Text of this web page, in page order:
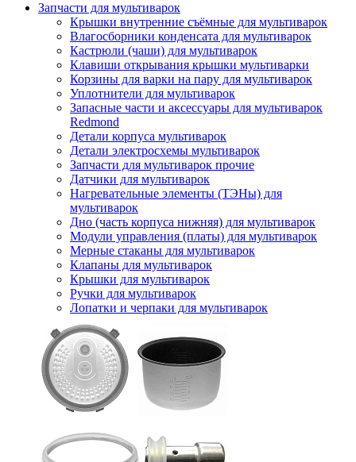
Запчасти для мультиварок
Крышки внутренние съёмные для мультиварок
Влагосборники конденсата для мультиварок
Кастрюли (чаши) для мультиварок
Клавиши открывания крышки мультиварки
Корзины для варки на пару для мультиварок
Уплотнители для мультиварок
Запасные части и аксессуары для мультиварок
Redmond
Детали корпуса мультиварок
Детали электросхемы мультиварок
Запчасти для мультиварок прочие
Датчики для мультиварок
Нагревательные элементы (ТЭНы) для
мультиварок
Дно (часть корпуса нижняя) для мультиварок
Модули управления (платы) для мультиварок
Мерные стаканы для мультиварок
Клапаны для мультиварок
Крышки для мультиварок
Ручки для мультиварок
Лопатки и черпаки для мультиварок